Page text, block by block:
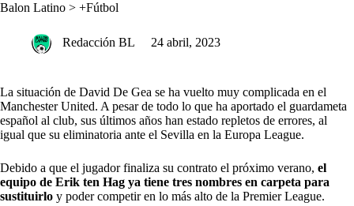
n
Balon Latino > +Fútbol
Redacción BL 24 abril, 2023
La situación de David De Gea se ha vuelto muy complicada en el
Manchester United. A pesar de todo lo que ha aportado el guardameta
español al club, sus últimos años han estado repletos de errores, al
igual que su eliminatoria ante el Sevilla en la Europa League.
Debido a que el jugador finaliza su contrato el próximo verano, el
equipo de Erik ten Hag ya tiene tres nombres en carpeta para
sustituirlo y poder competir en lo más alto de la Premier League.